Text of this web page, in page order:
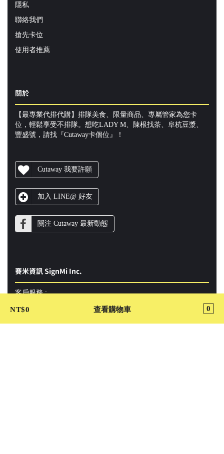
隱私
聯絡我們
搶先卡位
使用者推薦
關於
【最專業代排代購】排隊美食、限量商品、專屬管家為您卡
位，輕鬆享受不排隊。想吃LADY M、陳根找茶、阜杭豆漿、
豐盛號，請找『Cutaway卡個位』！
Cutaway 我要許願
加入 LINE@ 好友
關注 Cutaway 最新動態
賽米資訊 SignMi Inc.
客戶服務 :
support@cutaway.com.tw
上架合作 :
NT$0 查看購物車 0